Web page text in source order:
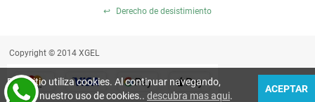
↩ Derecho de desistimiento
Copyright © 2014 XGEL
Este sitio utiliza cookies. Al continuar navegando,
acepta nuestro uso de cookies.. descubra mas aqui.
ACEPTAR